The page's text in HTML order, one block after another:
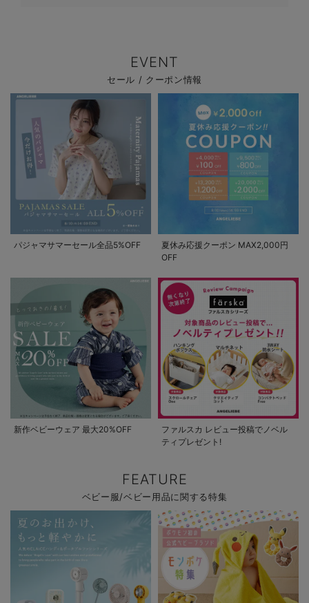
EVENT
セール / クーポン情報
パジャマサマーセール全品5%OFF
夏休み応援クーポン MAX2,000円
OFF
新作ベビーウェア 最大20%OFF
ファルスカ レビュー投稿でノベル
ティプレゼント!
FEATURE
ベビー服/ベビー用品に関する特集